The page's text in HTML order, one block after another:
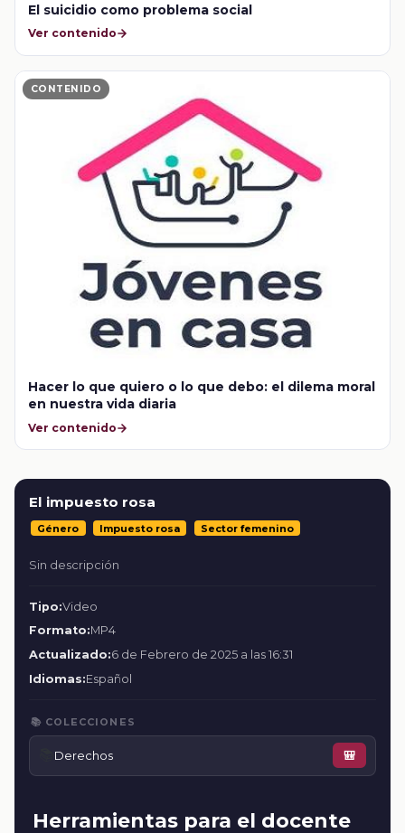
El suicidio como problema social
Ver contenido
CONTENIDO
Hacer lo que quiero o lo que debo: el dilema moral
en nuestra vida diaria
Ver contenido
El impuesto rosa
Género Impuesto rosa Sector femenino
Sin descripción
Tipo:Video
Formato:MP4
Actualizado:6 de Febrero de 2025 a las 16:31
Idiomas:Español
📚 COLECCIONES
Derechos 🎒
Herramientas para el docente